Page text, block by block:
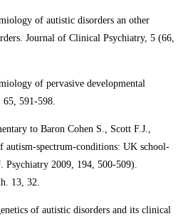
of autistic disorders an other
Journal of Clinical Psychiatry, 5 (66,
of pervasive developmental
65, 591-598.
to Baron Cohen S., Scott F.J.,
autism-spectrum-conditions: UK school-
Psychiatry 2009, 194, 500-509).
13, 32.
of autistic disorders and its clinical